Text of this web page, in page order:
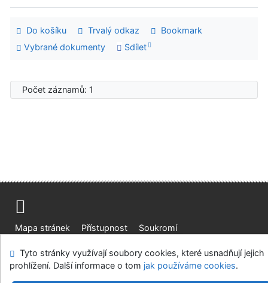
Do košíku Trvalý odkaz
Bookmark
Vybrané dokumenty
Sdílet
Počet záznamů: 1
Mapa stránek Přístupnost
Soukromí
Univerzitní knihovna - Univerzita Hradec Králové
Tyto stránky využívají soubory cookies, které usnadňují jejich
prohlížení. Další informace o tom jak používáme cookies.